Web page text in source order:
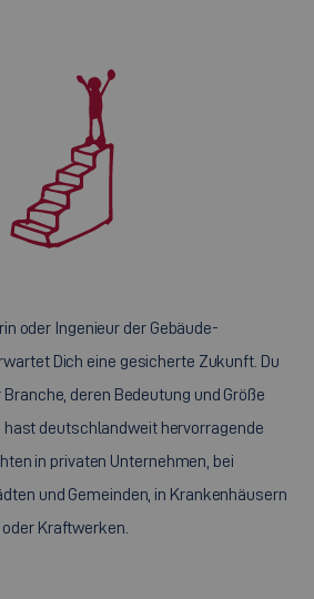
oder Ingenieur der Gebäude-
Dich eine gesicherte Zukunft. Du
deren Bedeutung und Größe
hast deutschlandweit hervorragende
in privaten Unternehmen, bei
und Gemeinden, in Krankenhäusern
oder Kraftwerken.